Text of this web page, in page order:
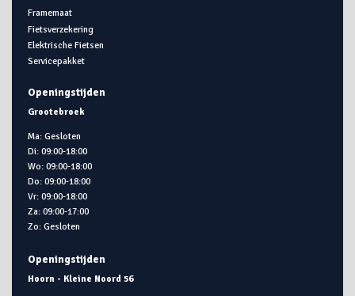
Framemaat
Fietsverzekering
Elektrische Fietsen
Servicepakket
Openingstijden
Grootebroek
Ma: Gesloten
Di: 09:00-18:00
Wo: 09:00-18:00
Do: 09:00-18:00
Vr: 09:00-18:00
Za: 09:00-17:00
Zo: Gesloten
Openingstijden
Hoorn - Kleine Noord 56